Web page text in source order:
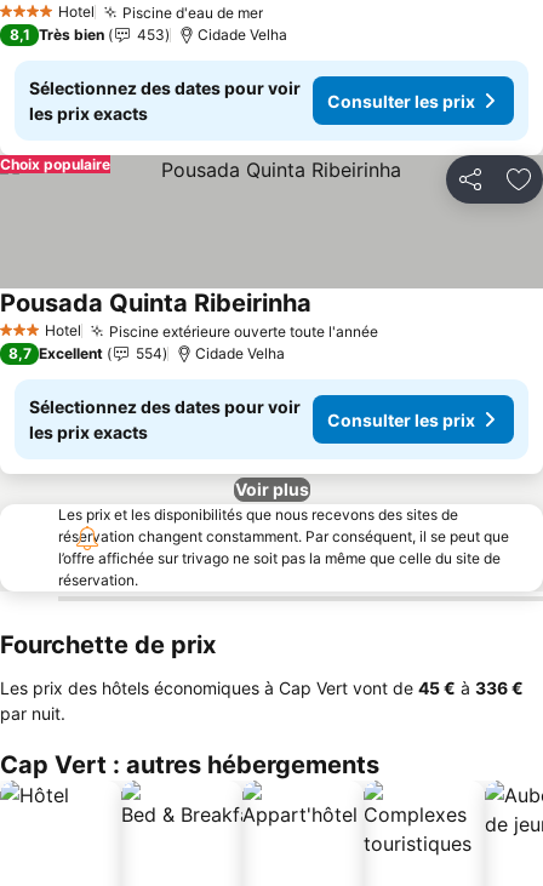
4 Étoiles Hotel Piscine d'eau de merConsulter les prix
8,1 Très bien 453 Cidade Velha
Sélectionnez des dates pour voir
les prix exacts
Consulter les prix
Partager
Choix populaire
3 ÉtoilesHotel Piscine extérieure ouverte toute l'annéeConsulter les prix
Pousada Quinta Ribeirinha
8,7 Excellent 554 Cidade Velha
Sélectionnez des dates pour voir
les prix exacts
Consulter les prix
Voir plus
Les prix et les disponibilités que nous recevons des sites de
réservation changent constamment. Par conséquent, il se peut que
l’offre affichée sur trivago ne soit pas la même que celle du site de
réservation.
Fourchette de prix
Les prix des hôtels économiques à Cap Vert vont de ‎45 € à ‎336 €
par nuit.
Cap Vert : autres hébergements